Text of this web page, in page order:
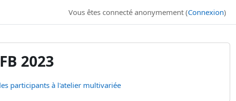
Vous êtes connecté anonymement (Connexion)
2023
participants à l'atelier multivariée